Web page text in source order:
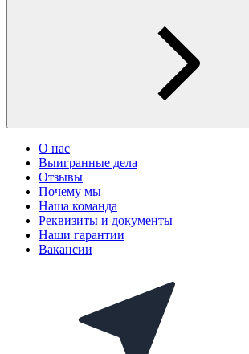
О нас
Выигранные дела
Отзывы
Почему мы
Наша команда
Реквизиты и документы
Наши гарантии
Вакансии